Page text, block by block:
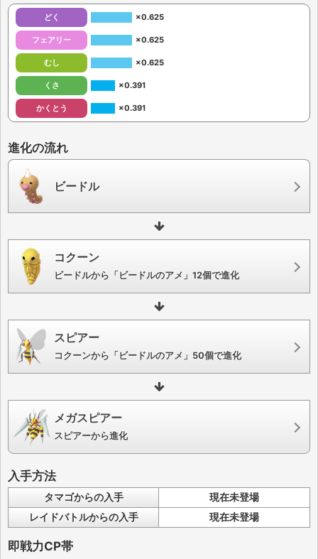
どく ×0.625
フェアリー ×0.625
むし ×0.625
くさ ×0.391
かくとう ×0.391
進化の流れ
ビードル
コクーン
ビードルから「ビードルのアメ」12個で進化
スピアー
コクーンから「ビードルのアメ」50個で進化
メガスピアー
スピアーから進化
入手方法
タマゴからの入手
現在未登場
レイドバトルからの入手
現在未登場
即戦力CP帯